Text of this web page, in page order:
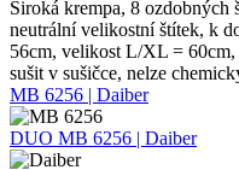
Široká krempa, 8 ozdobných
neutrální velikostní štítek, k
56cm, velikost L/XL = 60cm,
sušit v sušičce, nelze
MB 6256 | Daiber
DUO MB 6256 | Daiber